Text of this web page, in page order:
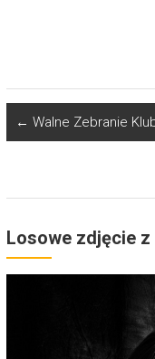
← Walne Zebranie
Losowe zdjęcie